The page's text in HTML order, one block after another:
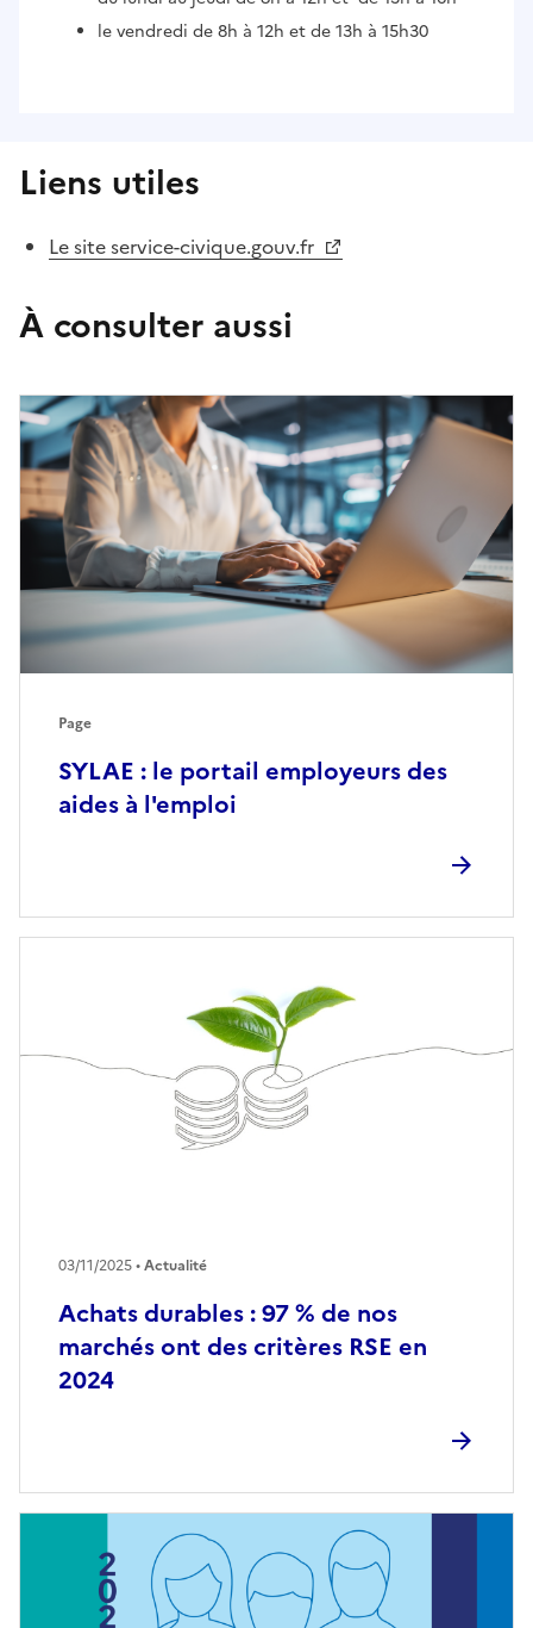
le vendredi de 8h à 12h et de 13h à 15h30
Liens utiles
Le site service-civique.gouv.fr
À consulter aussi
SYLAE : le portail employeurs des
aides à l'emploi
Page
Achats durables : 97 % de nos
marchés ont des critères RSE en
2024
03/11/2025 •Actualité